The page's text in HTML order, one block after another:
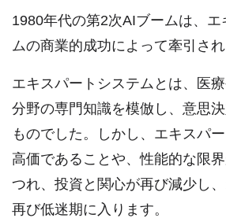
1980年代の第2次AIブームは、
ムの商業的成功によって牽引され
エキスパートシステムとは、医
分野の専門知識を模倣し、意思
ものでした。しかし、エキスパ
高価であることや、性能的な限
つれ、投資と関心が再び減少し
再び低迷期に入ります。